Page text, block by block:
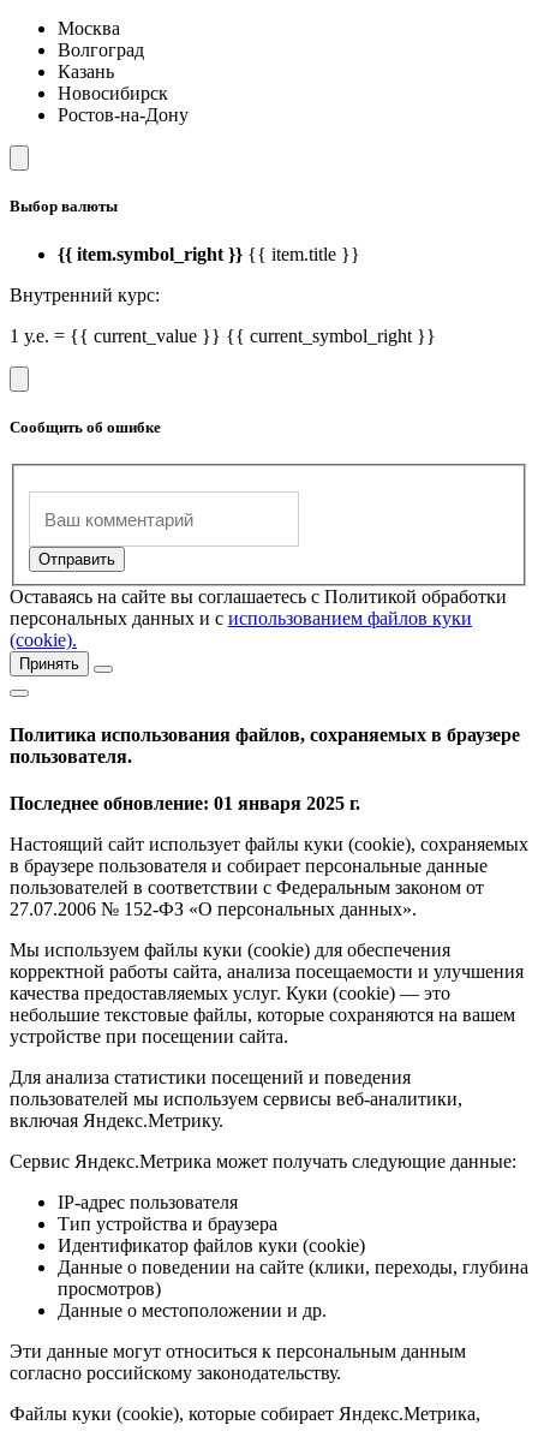
Москва
Волгоград
Казань
Новосибирск
Ростов-на-Дону
Выбор валюты
{{ item.symbol_right }} {{ item.title }}
Внутренний курс:
1 у.е. = {{ current_value }} {{ current_symbol_right }}
Сообщить об ошибке
Оставаясь на сайте вы соглашаетесь с Политикой обработки
персональных данных и с использованием файлов куки
(cookie).
Принять
Политика использования файлов, сохраняемых в браузере
пользователя.
Последнее обновление: 01 января 2025 г.
Настоящий сайт использует файлы куки (cookie), сохраняемых
в браузере пользователя и собирает персональные данные
пользователей в соответствии с Федеральным законом от
27.07.2006 № 152-ФЗ «О персональных данных».
Мы используем файлы куки (cookie) для обеспечения
корректной работы сайта, анализа посещаемости и улучшения
качества предоставляемых услуг. Куки (cookie) — это
небольшие текстовые файлы, которые сохраняются на вашем
устройстве при посещении сайта.
Для анализа статистики посещений и поведения
пользователей мы используем сервисы веб-аналитики,
включая Яндекс.Метрику.
Сервис Яндекс.Метрика может получать следующие данные:
IP-адрес пользователя
Тип устройства и браузера
Идентификатор файлов куки (cookie)
Данные о поведении на сайте (клики, переходы, глубина
просмотров)
Данные о местоположении и др.
Эти данные могут относиться к персональным данным
согласно российскому законодательству.
Файлы куки (cookie), которые собирает Яндекс.Метрика,